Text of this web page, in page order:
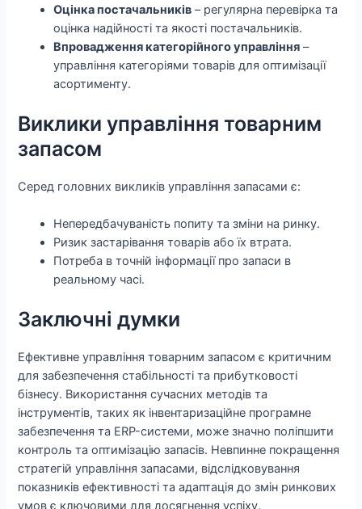
Оцінка постачальників – регулярна перевірка та
оцінка надійності та якості постачальників.
Впровадження категорійного управління –
управління категоріями товарів для оптимізації
асортименту.
Виклики управління товарним
запасом
Серед головних викликів управління запасами є:
Непередбачуваність попиту та зміни на ринку.
Ризик застарівання товарів або їх втрата.
Потреба в точній інформації про запаси в
реальному часі.
Заключні думки
Ефективне управління товарним запасом є критичним
для забезпечення стабільності та прибутковості
бізнесу. Використання сучасних методів та
інструментів, таких як інвентаризаційне програмне
забезпечення та ERP-системи, може значно поліпшити
контроль та оптимізацію запасів. Невпинне покращення
стратегій управління запасами, відслідковування
показників ефективності та адаптація до змін ринкових
умов є ключовими для досягнення успіху.